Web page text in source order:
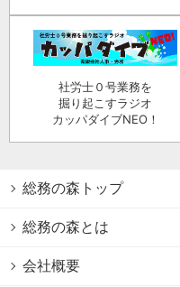
社労士０号業務を
掘り起こすラジオ
カッパダイブNEO！
総務の森トップ
総務の森とは
会社概要